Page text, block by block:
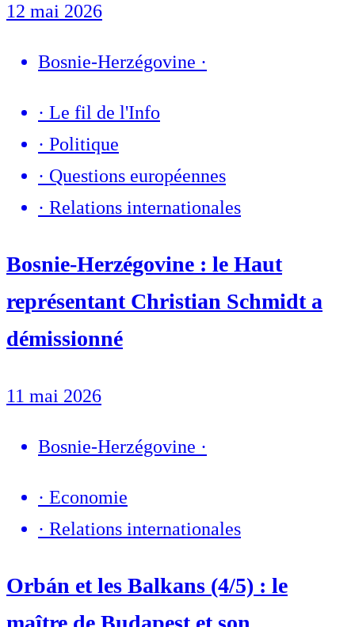
12 mai 2026
Bosnie-Herzégovine ·
· Le fil de l'Info
· Politique
· Questions européennes
· Relations internationales
Bosnie-Herzégovine : le Haut
représentant Christian Schmidt a
démissionné
11 mai 2026
Bosnie-Herzégovine ·
· Economie
· Relations internationales
Orbán et les Balkans (4/5) : le